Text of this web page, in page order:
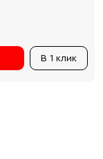
В 1 клик